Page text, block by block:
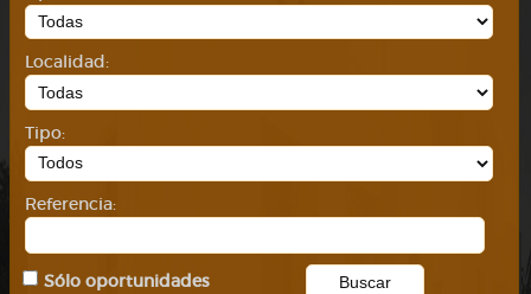
Localidad:
Tipo:
Referencia:
Sólo oportunidades